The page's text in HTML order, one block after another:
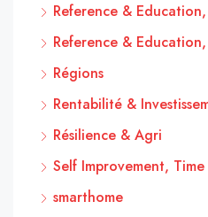
Reference &
Reference &
Régions
Rentabilité &
Résilience & Agri
Self Improvement,
smarthome